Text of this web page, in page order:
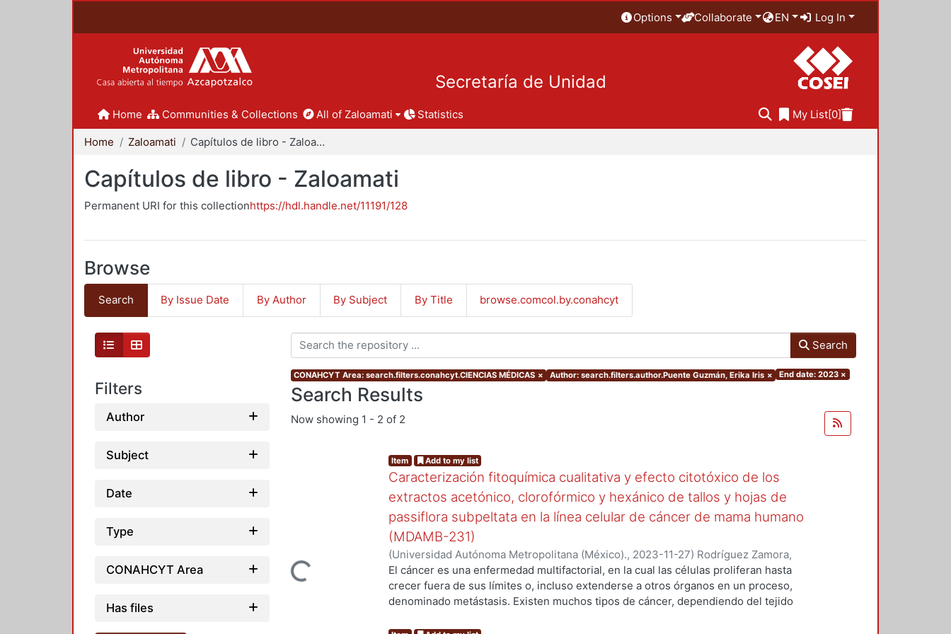
Options Collaborate EN Log In
Secretaría de Unidad
Home Communities & Collections All of Zaloamati Statistics My List[0]
Home Zaloamati Capítulos de libro - Zaloamati
Capítulos de libro - Zaloamati
Permanent URI for this collectionhttps://hdl.handle.net/11191/128
Browse
Search By Issue Date By Author By Subject By Title browse.comcol.by.conahcyt
Filters
Author
Subject
Date
Type
CONAHCYT Area
Has files
Search
CONAHCYT Area: search.filters.conahcyt.CIENCIAS MÉDICAS × Author: search.filters.author.Puente Guzmán, Erika Iris × End date: 2023 ×
Search Results
Now showing 1 - 2 of 2
Loading...
Item Add to my list
Caracterización fitoquímica cualitativa y efecto citotóxico de los
extractos acetónico, clorofórmico y hexánico de tallos y hojas de
passiflora subpeltata en la línea celular de cáncer de mama humano
(MDAMB-231)
(Universidad Autónoma Metropolitana (México)., 2023-11-27) Rodríguez Zamora,
Andrea;Puente Guzmán, Erika Iris;Gómez Lagunas, Froylan Miguel;Rivera Becerril,
Ernesto
El cáncer es una enfermedad multifactorial, en la cual las células proliferan hasta
crecer fuera de sus límites o, incluso extenderse a otros órganos en un proceso,
denominado metástasis. Existen muchos tipos de cáncer, dependiendo del tejido